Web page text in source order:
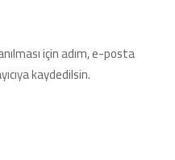
için adım, e-posta
kaydedilsin.